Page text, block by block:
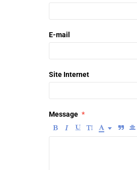
E-mail
Site Internet
Message